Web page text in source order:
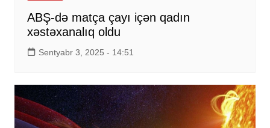
ABŞ-də matça çayı içən qadın
xəstəxanalıq oldu
Sentyabr 3, 2025 - 14:51